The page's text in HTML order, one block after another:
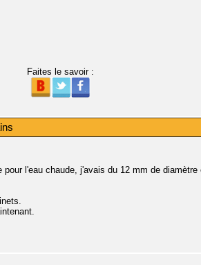
Faites le savoir :
l'eau chaude, j'avais du 12 mm de diamètre